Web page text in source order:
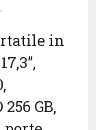
in
GB,